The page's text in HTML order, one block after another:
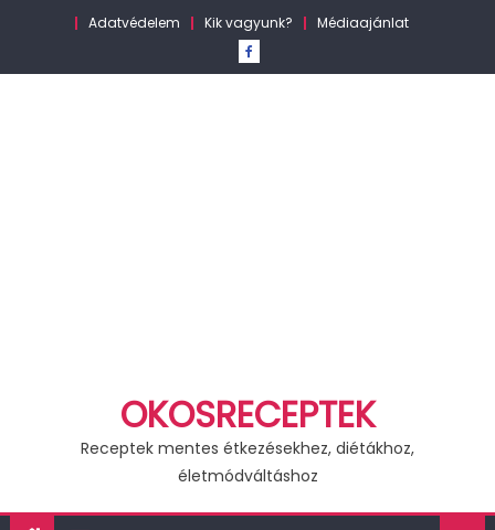
Adatvédelem Kik vagyunk? Médiaajánlat
OKOSRECEPTEK
Receptek mentes étkezésekhez, diétákhoz,
életmódváltáshoz